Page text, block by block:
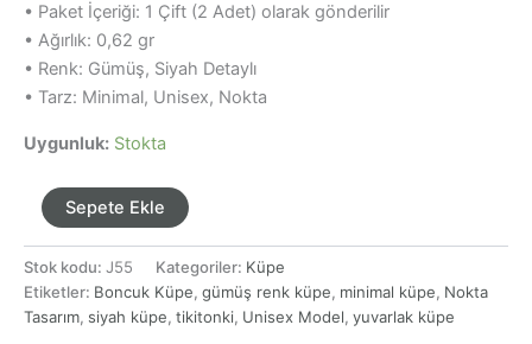
• Paket İçeriği: 1 Çift (2 Adet) olarak gönderilir
• Ağırlık: 0,62 gr
• Renk: Gümüş, Siyah Detaylı
• Tarz: Minimal, Unisex, Nokta
Uygunluk: Stokta
Siyah
Küpe
Unisex
Model
Nokta
Tasarım
Sepete Ekle
Stok kodu: J55 Kategoriler: Küpe
Etiketler: Boncuk Küpe, gümüş renk küpe, minimal küpe, Nokta
Tasarım, siyah küpe, tikitonki, Unisex Model, yuvarlak küpe